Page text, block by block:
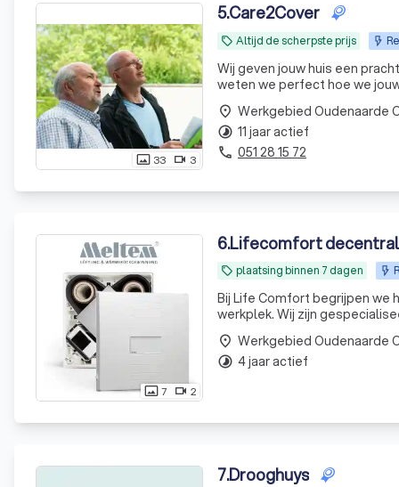
photo_size_select_actual 33 videocam 3
5.Care2Cover
local_offer Altijd de scherpste prijs
Wij geven jouw huis een
weten we perfect hoe we
place Werkgebied Oudenaarde
timelapse 11 jaar actief
phone 051 28 15 72
photo_size_select_actual7 videocam 2
6.
local_offer plaatsing binnen 7 dagen
Bij Life Comfort begrijpen we
werkplek. Wij zijn
en condensatie, door middel
place Werkgebied Oudenaarde
timelapse 4 jaar actief
7.Drooghuys